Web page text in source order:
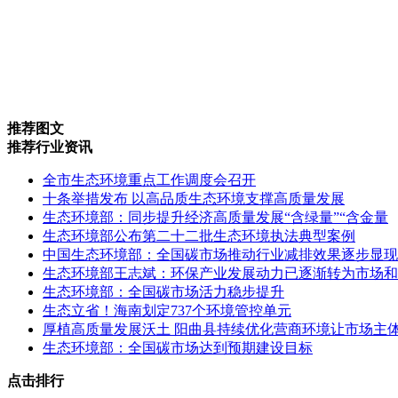
推荐图文
推荐行业资讯
全市生态环境重点工作调度会召开
十条举措发布 以高品质生态环境支撑高质量发展
生态环境部：同步提升经济高质量发展“含绿量”“含金量
生态环境部公布第二十二批生态环境执法典型案例
中国生态环境部：全国碳市场推动行业减排效果逐步显现
生态环境部王志斌：环保产业发展动力已逐渐转为市场
生态环境部：全国碳市场活力稳步提升
生态立省！海南划定737个环境管控单元
厚植高质量发展沃土 阳曲县持续优化营商环境让市场主
生态环境部：全国碳市场达到预期建设目标
点击排行